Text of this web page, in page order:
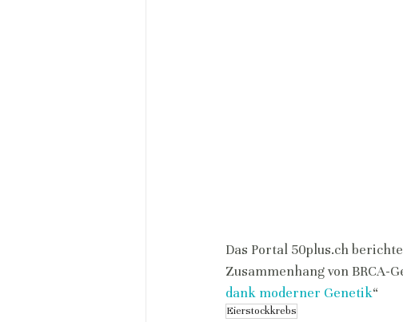
Das Portal 50plus.ch
Zusammenhang von BRCA-
dank moderner Genetik“
Eierstockkrebs